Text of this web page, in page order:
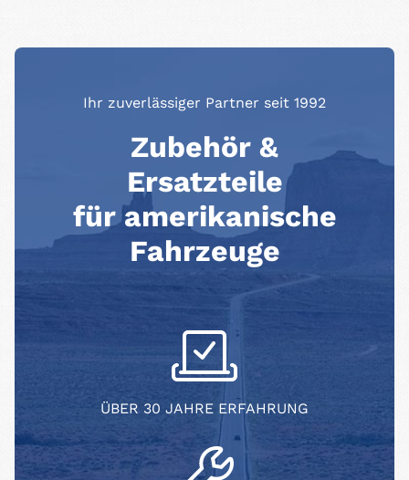
Ihr zuverlässiger Partner seit 1992
Zubehör &
Ersatzteile
für amerikanische
Fahrzeuge
ÜBER 30 JAHRE ERFAHRUNG